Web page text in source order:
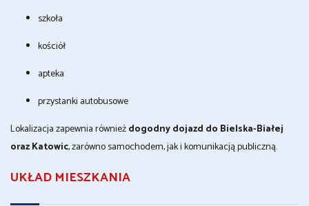
szkoła
kościół
apteka
przystanki autobusowe
Lokalizacja zapewnia równieżdogodny dojazd do Bielska-Białej
oraz Katowic, zarówno samochodem, jak i komunikacją publiczną.
UKŁAD MIESZKANIA